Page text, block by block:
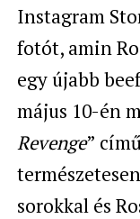
Instagram
fotót, amin
egy újabb
május 10-én
Revenge”
sorokkal és